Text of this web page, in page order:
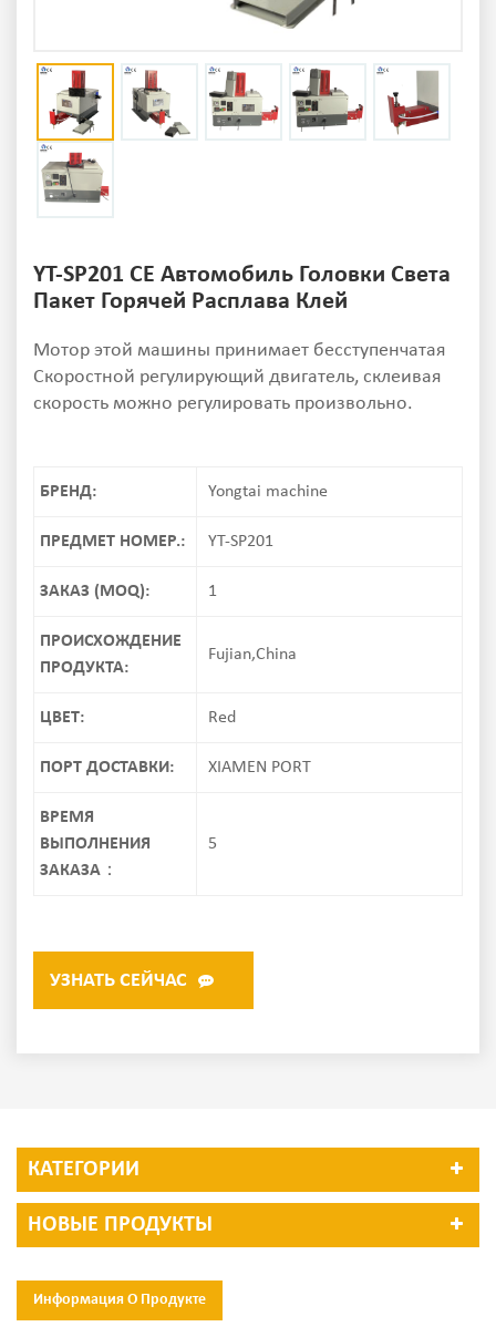
YT-SP201 CE Автомобиль Головки Света
Пакет Горячей Расплава Клей
Мотор этой машины принимает бесступенчатая
Скоростной регулирующий двигатель, склеивая
скорость можно регулировать произвольно.
БРЕНД: Yongtai machine
ПРЕДМЕТ НОМЕР.: YT-SP201
ЗАКАЗ (MOQ): 1
ПРОИСХОЖДЕНИЕ
ПРОДУКТА:
Fujian,China
ЦВЕТ: Red
ПОРТ ДОСТАВКИ: XIAMEN PORT
ВРЕМЯ
ВЫПОЛНЕНИЯ
ЗАКАЗА：
5
УЗНАТЬ СЕЙЧАС
КАТЕГОРИИ
НОВЫЕ ПРОДУКТЫ
Информация О Продукте